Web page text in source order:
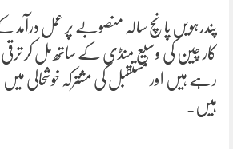
پندرہویں پانچ سالہ منصوبے پر عمل درآمد کے
کار چین کی وسیع منڈی کے ساتھ مل کر ترقی
رہے ہیں اور مستقبل کی مشترکہ خوشحالی میں
ہیں۔